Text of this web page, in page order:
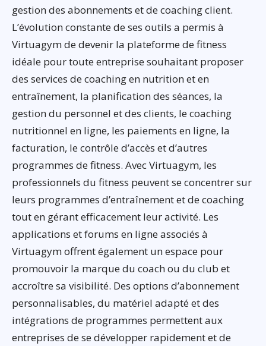
gestion des abonnements et de coaching client.
L’évolution constante de ses outils a permis à
Virtuagym de devenir la plateforme de fitness
idéale pour toute entreprise souhaitant proposer
des services de coaching en nutrition et en
entraînement, la planification des séances, la
gestion du personnel et des clients, le coaching
nutritionnel en ligne, les paiements en ligne, la
facturation, le contrôle d’accès et d’autres
programmes de fitness. Avec Virtuagym, les
professionnels du fitness peuvent se concentrer sur
leurs programmes d’entraînement et de coaching
tout en gérant efficacement leur activité. Les
applications et forums en ligne associés à
Virtuagym offrent également un espace pour
promouvoir la marque du coach ou du club et
accroître sa visibilité. Des options d’abonnement
personnalisables, du matériel adapté et des
intégrations de programmes permettent aux
entreprises de se développer rapidement et de